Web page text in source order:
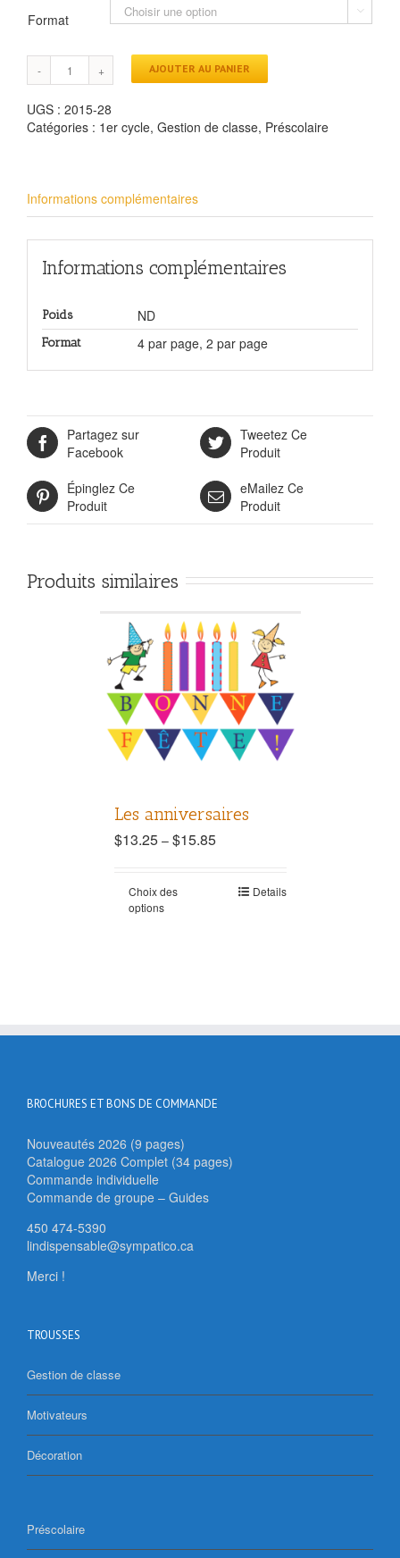
Format 
AJOUTER AU PANIER
UGS : 2015-28
Catégories : 1er cycle, Gestion de classe, Préscolaire
Informations complémentaires
Informations complémentaires
Poids ND
Format 4 par page, 2 par page
Partagez sur
Facebook
Tweetez Ce
Produit
Épinglez Ce
Produit
eMailez Ce
Produit
Produits similaires
Les anniversaires
$13.25– $15.85
Choix des
options
Details
BROCHURES ET BONS DE COMMANDE
Nouveautés 2026 (9 pages)
Catalogue 2026 Complet (34 pages)
Commande individuelle
Commande de groupe – Guides
450 474-5390
lindispensable@sympatico.ca
Merci !
TROUSSES
Gestion de classe
Motivateurs
Décoration
Préscolaire